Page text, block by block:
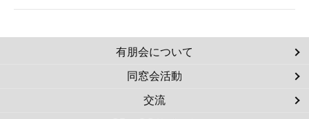
有朋会について
同窓会活動
交流